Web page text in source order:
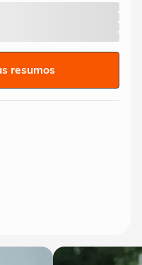
resumos